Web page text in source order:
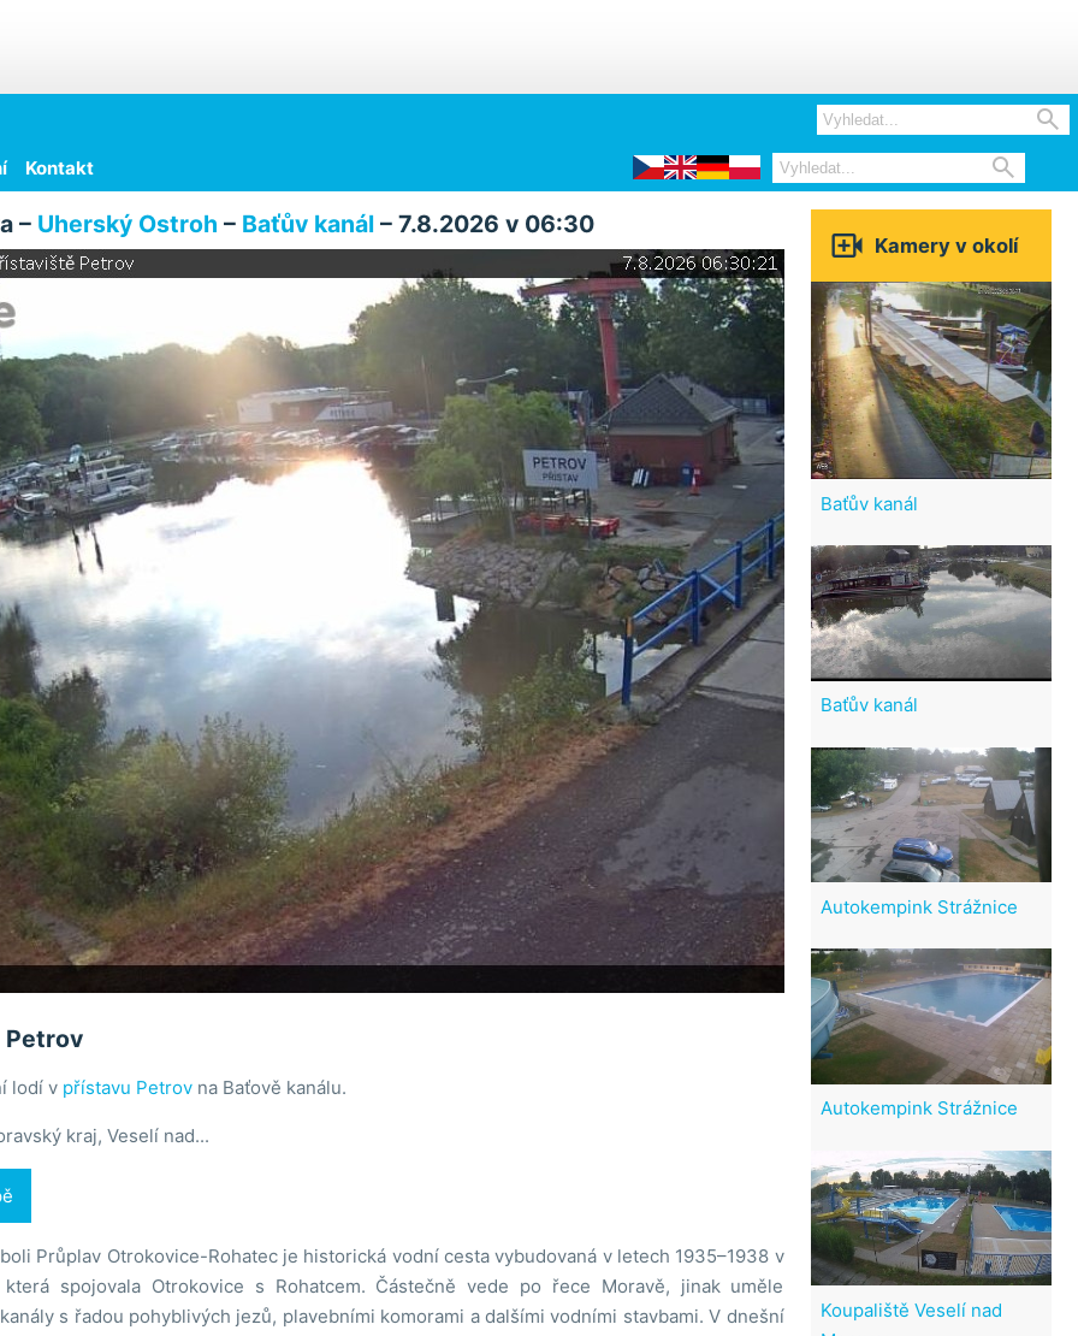

Kontakt 
– Uherský Ostroh – Baťův kanál– 7.8.2026 v 06:30
lodí v přístavu Petrovna Baťově kanálu.
kraj, Veselí nad...
Průplav Otrokovice-Rohatec je historická vodní cesta vybudovaná v letech 1935–1938 v
spojovala Otrokovice s Rohatcem. Částečně vede po řece Moravě, jinak uměle
s řadou pohyblivých jezů, plavebními komorami a dalšími vodními stavbami. V dnešní
 Kamery v okolí
Baťův kanál
Baťův kanál
Autokempink Strážnice
Autokempink Strážnice
Koupaliště Veselí nad